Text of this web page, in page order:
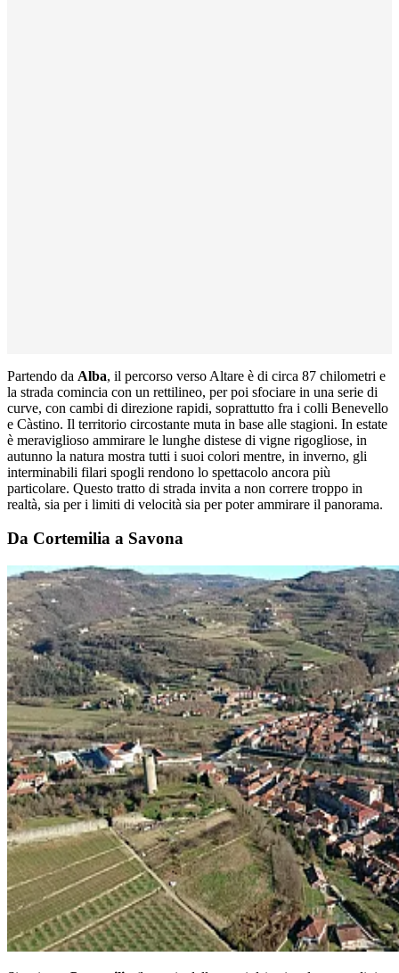
Partendo da Alba, il percorso verso Altare è di circa 87 chilometri e
la strada comincia con un rettilineo, per poi sfociare in una serie di
curve, con cambi di direzione rapidi, soprattutto fra i colli Benevello
e Càstino. Il territorio circostante muta in base alle stagioni. In estate
è meraviglioso ammirare le lunghe distese di vigne rigogliose, in
autunno la natura mostra tutti i suoi colori mentre, in inverno, gli
interminabili filari spogli rendono lo spettacolo ancora più
particolare. Questo tratto di strada invita a non correre troppo in
realtà, sia per i limiti di velocità sia per poter ammirare il panorama.
Da Cortemilia a Savona